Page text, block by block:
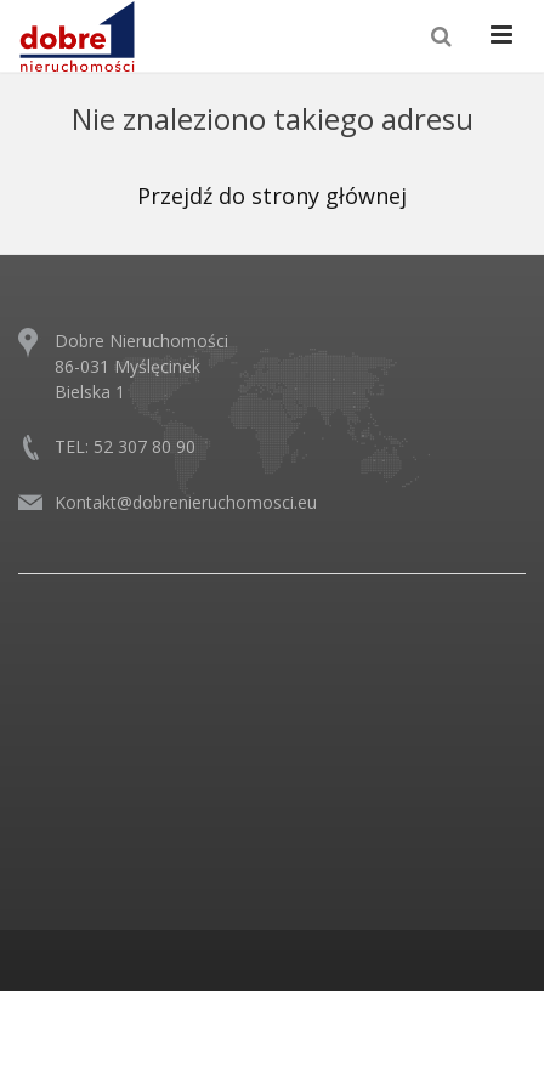
Nie znaleziono takiego adresu
Przejdź do strony głównej
Dobre Nieruchomości
86-031 Myślęcinek
Bielska 1
TEL: 52 307 80 90
Kontakt@dobrenieruchomosci.eu